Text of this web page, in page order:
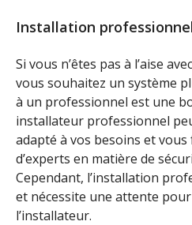
Installation
Si vous n’êtes pas à l’aise
vous souhaitez un système
à un professionnel est une
installateur professionnel
adapté à vos besoins et
d’experts en matière de
Cependant, l’installation
et nécessite une attente
l’installateur.